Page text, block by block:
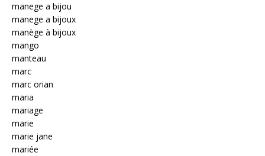
manege a bijou
manege a bijoux
manège à bijoux
mango
manteau
marc
marc orian
maria
mariage
marie
marie jane
mariée